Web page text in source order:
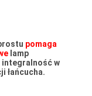
pomaga
lamp
integralność w
łańcucha.